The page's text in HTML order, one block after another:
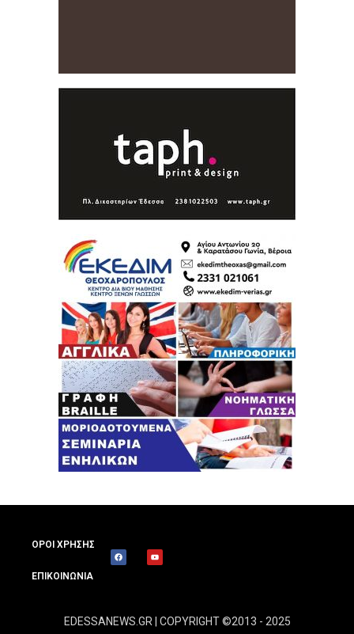
ΟΡΟΙ ΧΡΗΣΗΣ
ΕΠΙΚΟΙΝΩΝΙΑ
EDESSANEWS.GR | COPYRIGHT ©2013 - 2025